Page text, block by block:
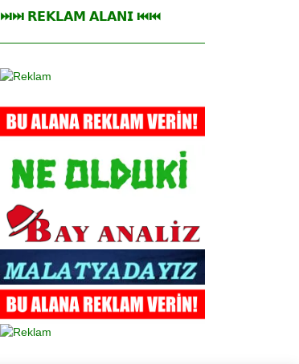
⏭⏭ 𝗥𝗘𝗞𝗟𝗔𝗠 𝗔𝗟𝗔𝗡𝗜 ⏮⏮